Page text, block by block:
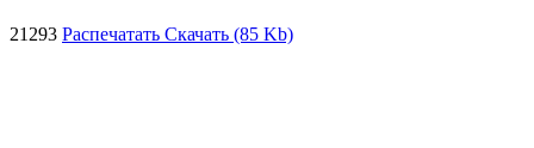
21293 Распечатать Скачать (85 Kb)